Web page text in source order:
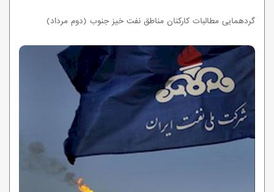
گردهمایی مطالبات کارکنان مناطق نفت خیز جنوب (دوم مرداد)